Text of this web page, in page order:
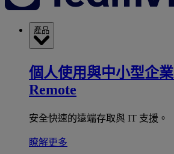
產品
個人使用與中小型企業
Remote
安全快速的遠端存取與 IT 支援。
瞭解更多